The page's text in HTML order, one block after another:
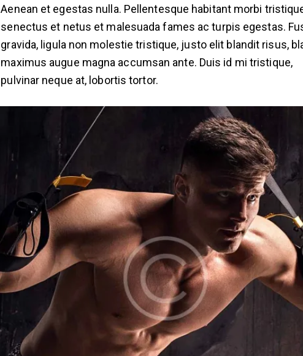
Aenean et egestas nulla. Pellentesque habitant morbi
senectus et netus et malesuada fames ac turpis egestas.
gravida, ligula non molestie tristique, justo elit blandit risus,
maximus augue magna accumsan ante. Duis id mi tristique,
pulvinar neque at, lobortis tortor.